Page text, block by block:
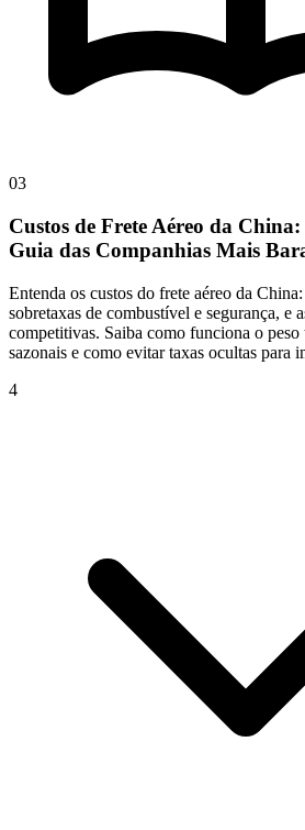
03
Custos de Frete Aéreo da
Guia das Companhias Mais
Entenda os custos do frete aéreo da
sobretaxas de combustível e segurança, e
competitivas. Saiba como funciona o peso
sazonais e como evitar taxas ocultas para
4